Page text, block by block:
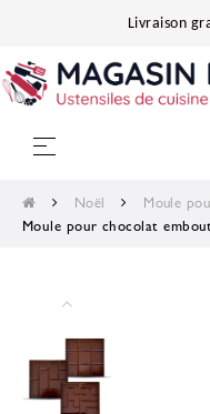
Livraison
Basculer la navigation
☰
Noël Moule
Moule pour chocolat